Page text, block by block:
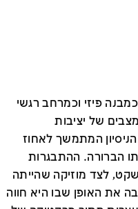
פיזי וכמרחב רגשי
של יציבות
המתמשך לאחוז
הברורה. ההתבגרות
לצד מוזיקה שהייתה
את האופן שבו היא חווה